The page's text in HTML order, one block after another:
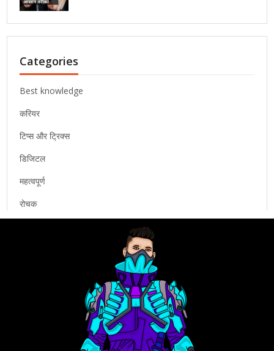
Categories
Best knowledge
करियर
टिप्स और ट्रिक्स
डिजिटल
महत्वपूर्ण
रोचक